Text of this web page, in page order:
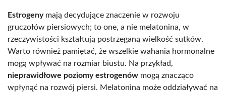
Estrogenymają decydujące znaczenie w rozwoju
gruczołów piersiowych; to one, a nie melatonina, w
rzeczywistości kształtują postrzeganą wielkość sutków.
Warto również pamiętać, że wszelkie wahania hormonalne
mogą wpływać na rozmiar biustu. Na przykład,
nieprawidłowe poziomy estrogenów mogą znacząco
wpłynąć na rozwój piersi. Melatonina może oddziaływać na